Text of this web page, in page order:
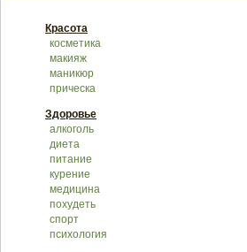
Красота
косметика
макияж
маникюр
прическа
Здоровье
алкоголь
диета
питание
курение
медицина
похудеть
спорт
психология